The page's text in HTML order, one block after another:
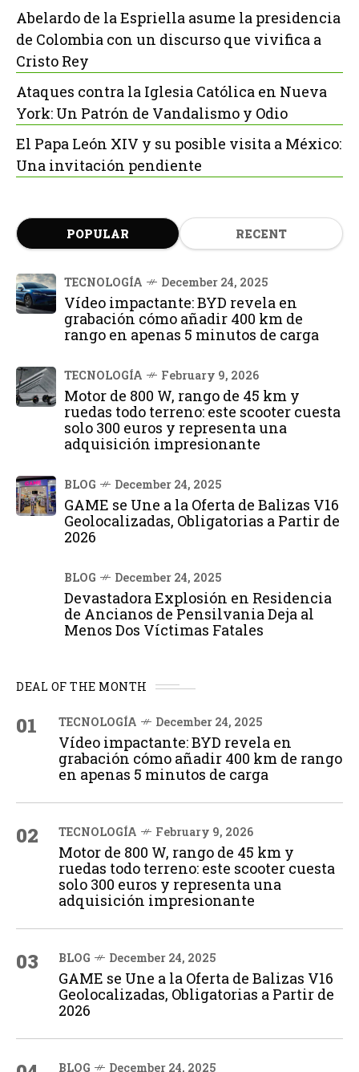
Abelardo de la Espriella asume la presidencia
de Colombia con un discurso que vivifica a
Cristo Rey
Ataques contra la Iglesia Católica en Nueva
York: Un Patrón de Vandalismo y Odio
El Papa León XIV y su posible visita a México:
Una invitación pendiente
POPULAR RECENT
TECNOLOGÍA December 24, 2025
Vídeo impactante: BYD revela en
grabación cómo añadir 400 km de
rango en apenas 5 minutos de carga
TECNOLOGÍA February 9, 2026
Motor de 800 W, rango de 45 km y
ruedas todo terreno: este scooter cuesta
solo 300 euros y representa una
adquisición impresionante
BLOG December 24, 2025
GAME se Une a la Oferta de Balizas V16
Geolocalizadas, Obligatorias a Partir de
2026
BLOG December 24, 2025
Devastadora Explosión en Residencia
de Ancianos de Pensilvania Deja al
Menos Dos Víctimas Fatales
DEAL OF THE MONTH
01 TECNOLOGÍA December 24, 2025
Vídeo impactante: BYD revela en
grabación cómo añadir 400 km de rango
en apenas 5 minutos de carga
02 TECNOLOGÍA February 9, 2026
Motor de 800 W, rango de 45 km y
ruedas todo terreno: este scooter cuesta
solo 300 euros y representa una
adquisición impresionante
03 BLOG December 24, 2025
GAME se Une a la Oferta de Balizas V16
Geolocalizadas, Obligatorias a Partir de
2026
BLOG December 24, 2025